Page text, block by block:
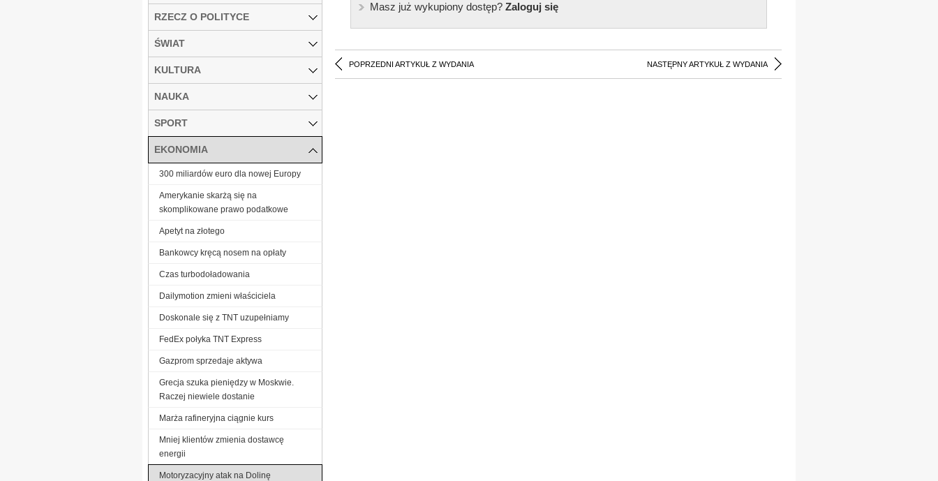
Masz już wykupiony dostęp?Zaloguj się
POPRZEDNI ARTYKUŁ Z WYDANIA NASTĘPNY ARTYKUŁ Z WYDANIA
RZECZ O POLITYCE
ŚWIAT
KULTURA
NAUKA
SPORT
EKONOMIA
300 miliardów euro dla nowej Europy
Amerykanie skarżą się na
skomplikowane prawo podatkowe
Ape­tyt na zło­te­go
Bankowcy kręcą nosem na opłaty
Czas turbodoładowania
Dailymotion zmieni właściciela
Doskonale się z TNT uzupełniamy
FedEx połyka TNT Express
Gazprom sprzedaje aktywa
Grecja szuka pieniędzy w Moskwie.
Raczej niewiele dostanie
Marża rafineryjna ciągnie kurs
Mniej klientów zmienia dostawcę
energii
Motoryzacyjny atak na Dolinę